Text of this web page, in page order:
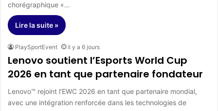
chorégraphique «…
Lire la suite »
PlaySportEvent il y a 6 jours
Lenovo soutient l’Esports World Cup
2026 en tant que partenaire fondateur
Lenovo™ rejoint l’EWC 2026 en tant que partenaire mondial,
avec une intégration renforcée dans les technologies de